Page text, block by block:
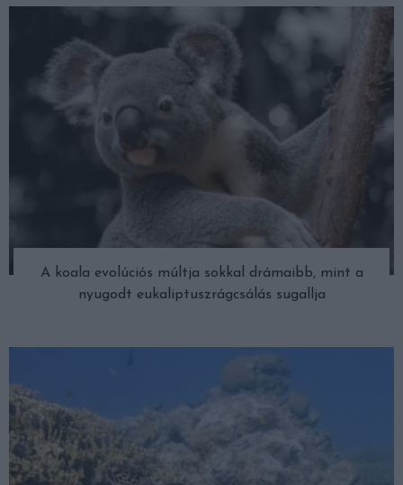
A koala evolúciós múltja sokkal drámaibb, mint a
nyugodt eukaliptuszrágcsálás sugallja